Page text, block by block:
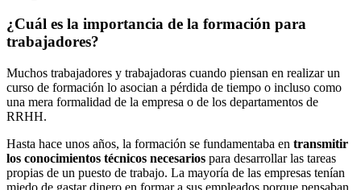
¿Cuál es la importancia de la formación para
trabajadores?
Muchos trabajadores y trabajadoras cuando piensan en realizar un
curso de formación lo asocian a pérdida de tiempo o incluso como
una mera formalidad de la empresa o de los departamentos de
RRHH.
Hasta hace unos años, la formación se fundamentaba en transmitir
los conocimientos técnicos necesarios para desarrollar las tareas
propias de un puesto de trabajo. La mayoría de las empresas tenían
miedo de gastar dinero en formar a sus empleados porque pensaban